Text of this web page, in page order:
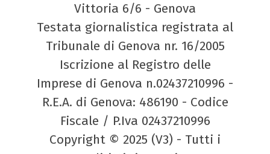
Vittoria 6/6 - Genova
Testata giornalistica registrata al
Tribunale di Genova nr. 16/2005
Iscrizione al Registro delle
Imprese di Genova n.02437210996 -
R.E.A. di Genova: 486190 - Codice
Fiscale / P.Iva 02437210996
Copyright © 2025 (V3) - Tutti i